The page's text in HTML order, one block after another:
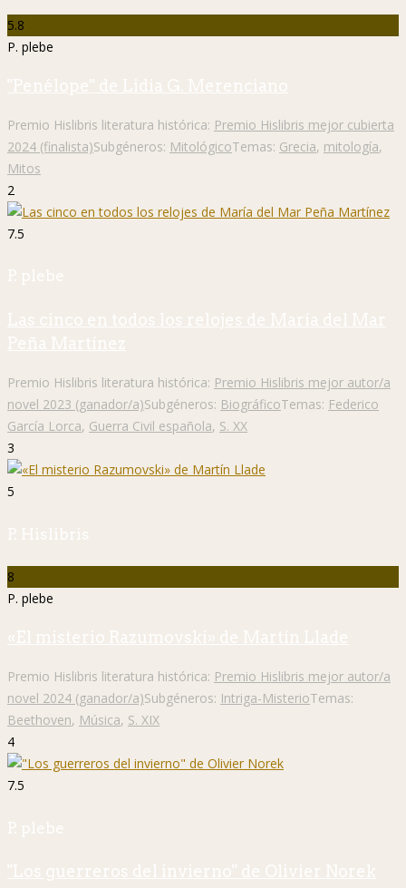
5.8
P. plebe
"Penélope" de Lidia G. Merenciano
Premio Hislibris literatura histórica: Premio Hislibris mejor cubierta
2024 (finalista)Subgéneros: MitológicoTemas: Grecia, mitología,
Mitos
2
7.5
P. plebe
Las cinco en todos los relojes de María del Mar
Peña Martínez
Premio Hislibris literatura histórica: Premio Hislibris mejor autor/a
novel 2023 (ganador/a)Subgéneros: BiográficoTemas: Federico
García Lorca, Guerra Civil española, S. XX
3
5
P. Hislibris
8
P. plebe
«El misterio Razumovski» de Martín Llade
Premio Hislibris literatura histórica: Premio Hislibris mejor autor/a
novel 2024 (ganador/a)Subgéneros: Intriga-MisterioTemas:
Beethoven, Música, S. XIX
4
7.5
P. plebe
"Los guerreros del invierno" de Olivier Norek